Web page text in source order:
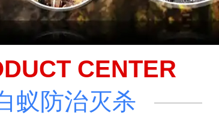
CENTER
蚁防治灭杀